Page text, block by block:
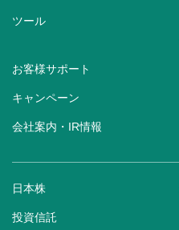
ツール
お客様サポート
キャンペーン
会社案内・IR情報
日本株
投資信託